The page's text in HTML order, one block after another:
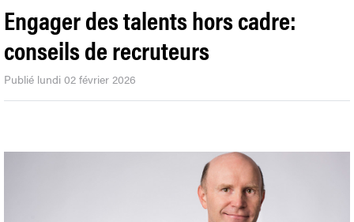
Engager des talents hors cadre:
conseils de recruteurs
Publié lundi 02 février 2026